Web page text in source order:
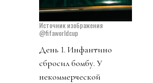
Источник изображения
@fifaworldcup
День 1. Инфантино
сбросил бомбу. У
некоммерческой